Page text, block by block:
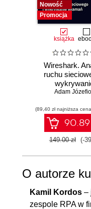
Nowość
Promocja
książka
Wireshark.
ruchu
włamań
Adam
(89,40 zł najniższa
90.89
149.00 zł (-
O autorze
Kamil Kordos –
zespole RPA w